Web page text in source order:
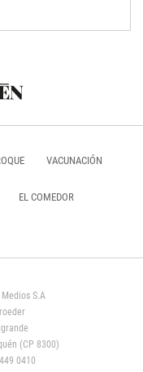
VACUNACIÓN
EL COMEDOR
S.A
(CP 8300)
0410